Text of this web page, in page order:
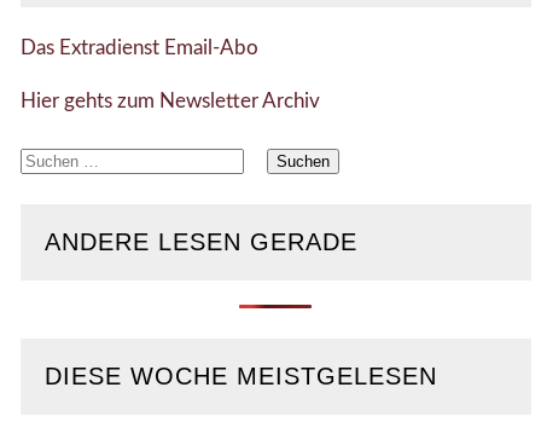
Das Extradienst Email-Abo
Hier gehts zum Newsletter Archiv
Suchen
ANDERE LESEN GERADE
DIESE WOCHE MEISTGELESEN